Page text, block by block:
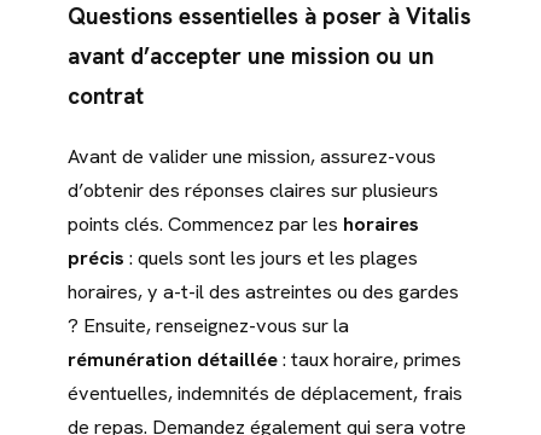
Questions essentielles à poser à Vitalis
avant d’accepter une mission ou un
contrat
Avant de valider une mission, assurez-vous
d’obtenir des réponses claires sur plusieurs
points clés. Commencez par les horaires
précis : quels sont les jours et les plages
horaires, y a-t-il des astreintes ou des gardes
? Ensuite, renseignez-vous sur la
rémunération détaillée: taux horaire, primes
éventuelles, indemnités de déplacement, frais
de repas. Demandez également qui sera votre